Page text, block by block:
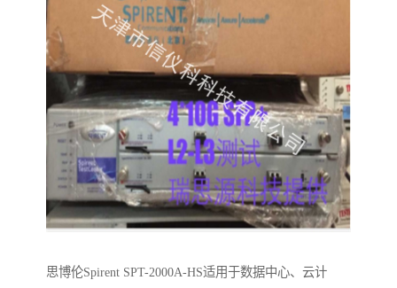
思博伦Spirent SPT-2000A-HS适用于数据中心、云计